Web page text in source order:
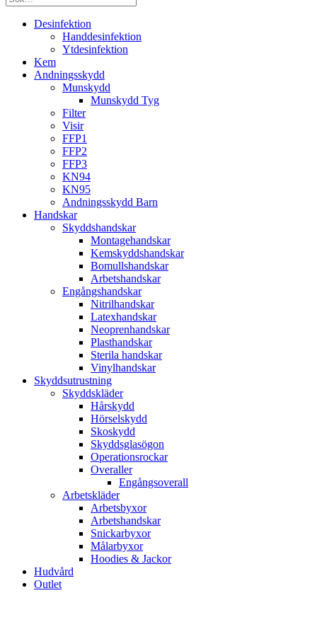
Desinfektion
Handdesinfektion
Ytdesinfektion
Kem
Andningsskydd
Munskydd
Munskydd Tyg
Filter
Visir
FFP1
FFP2
FFP3
KN94
KN95
Andningsskydd Barn
Handskar
Skyddshandskar
Montagehandskar
Kemskyddshandskar
Bomullshandskar
Arbetshandskar
Engångshandskar
Nitrilhandskar
Latexhandskar
Neoprenhandskar
Plasthandskar
Sterila handskar
Vinylhandskar
Skyddsutrustning
Skyddskläder
Hårskydd
Hörselskydd
Skoskydd
Skyddsglasögon
Operationsrockar
Overaller
Engångsoverall
Arbetskläder
Arbetsbyxor
Arbetshandskar
Snickarbyxor
Målarbyxor
Hoodies & Jackor
Hudvård
Outlet